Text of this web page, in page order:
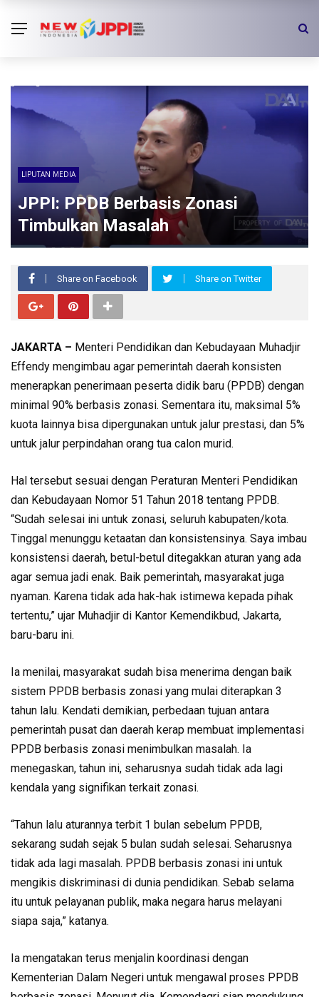
LIPUTAN MEDIA
JPPI: PPDB Berbasis Zonasi
Timbulkan Masalah
Share on Facebook Share on Twitter
JAKARTA – Menteri Pendidikan dan Kebudayaan Muhadjir
Effendy mengimbau agar pemerintah daerah konsisten
menerapkan penerimaan peserta didik baru (PPDB) dengan
minimal 90% berbasis zonasi. Sementara itu, maksimal 5%
kuota lainnya bisa dipergunakan untuk jalur prestasi, dan 5%
untuk jalur perpindahan orang tua calon murid.
Hal tersebut sesuai dengan Peraturan Menteri Pendidikan
dan Kebudayaan Nomor 51 Tahun 2018 tentang PPDB.
“Sudah selesai ini untuk zonasi, seluruh kabupaten/kota.
Tinggal menunggu ketaatan dan konsistensinya. Saya imbau
konsistensi daerah, betul-betul ditegakkan aturan yang ada
agar semua jadi enak. Baik pemerintah, masyarakat juga
nyaman. Karena tidak ada hak-hak istimewa kepada pihak
tertentu,” ujar Muhadjir di Kantor Kemendikbud, Jakarta,
baru-baru ini.
Ia menilai, masyarakat sudah bisa menerima dengan baik
sistem PPDB berbasis zonasi yang mulai diterapkan 3
tahun lalu. Kendati demikian, perbedaan tujuan antara
pemerintah pusat dan daerah kerap membuat implementasi
PPDB berbasis zonasi menimbulkan masalah. Ia
menegaskan, tahun ini, seharusnya sudah tidak ada lagi
kendala yang signifikan terkait zonasi.
“Tahun lalu aturannya terbit 1 bulan sebelum PPDB,
sekarang sudah sejak 5 bulan sudah selesai. Seharusnya
tidak ada lagi masalah. PPDB berbasis zonasi ini untuk
mengikis diskriminasi di dunia pendidikan. Sebab selama
itu untuk pelayanan publik, maka negara harus melayani
siapa saja,” katanya.
Ia mengatakan terus menjalin koordinasi dengan
Kementerian Dalam Negeri untuk mengawal proses PPDB